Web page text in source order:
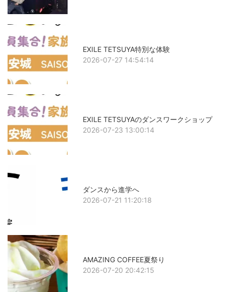
EXILE TETSUYA特別な体験
2026-07-27 14:54:14
EXILE TETSUYAのダンスワークショップ
2026-07-23 13:00:14
ダンスから進学へ
2026-07-21 11:20:18
AMAZING COFFEE夏祭り
2026-07-20 20:42:15